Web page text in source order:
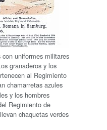
uniformes militares
granaderos y los
al Regimiento
chamarretas azules
y los hombres
Regimiento de
chaquetas verdes